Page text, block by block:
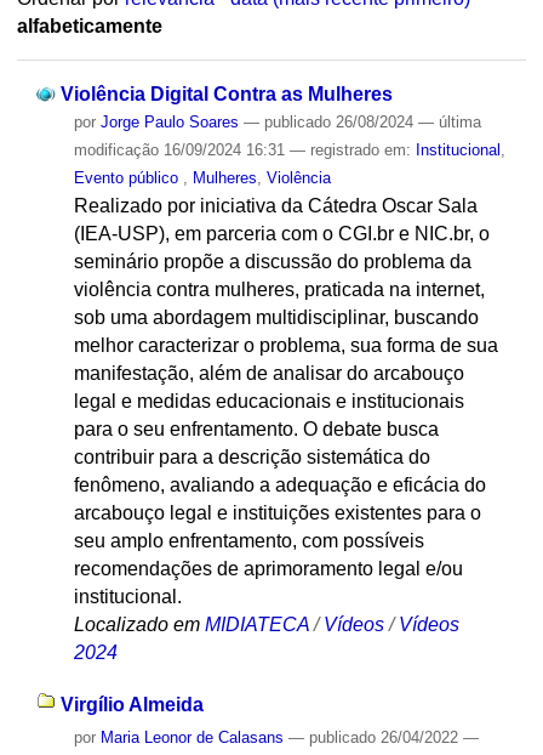
alfabeticamente
Violência Digital Contra as Mulheres
por Jorge Paulo Soares — publicado26/08/2024 — última
modificação16/09/2024 16:31 — registrado em: Institucional
Evento público
Mulheres Violência
Realizado por iniciativa da Cátedra Oscar Sala
(IEA-USP), em parceria com o CGI.br e NIC.br, o
seminário propõe a discussão do problema da
violência contra mulheres, praticada na internet,
sob uma abordagem multidisciplinar, buscando
melhor caracterizar o problema, sua forma de sua
manifestação, além de analisar do arcabouço
legal e medidas educacionais e institucionais
para o seu enfrentamento. O debate busca
contribuir para a descrição sistemática do
fenômeno, avaliando a adequação e eficácia do
arcabouço legal e instituições existentes para o
seu amplo enfrentamento, com possíveis
recomendações de aprimoramento legal e/ou
institucional.
Localizado em MIDIATECA /Vídeos /Vídeos
2024
Virgílio Almeida
por Maria Leonor de Calasans — publicado26/04/2022 —